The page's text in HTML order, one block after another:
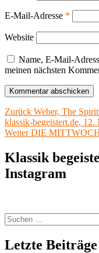
E-Mail-Adresse *
Website
Name, E-Mail-
meinen nächsten
Zurück Vorheriger
Beitrag:
Weber, The
klassik-begeistert.de, 12.
Weiter Nächster
DIE
Klassik
Instagram
Suchen
nach:
Letzte Beiträge